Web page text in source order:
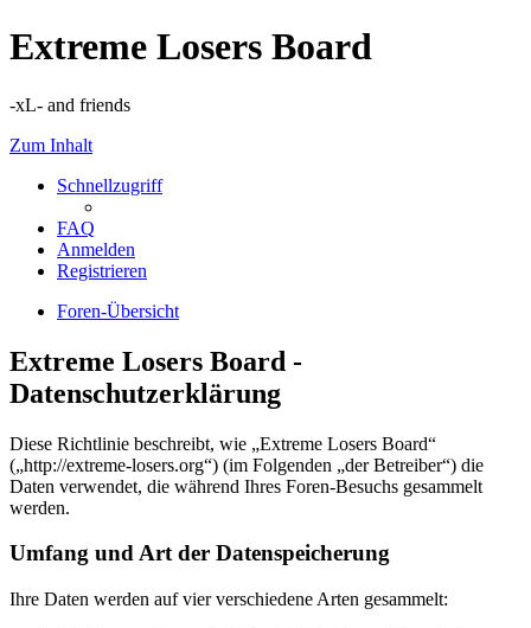
Extreme Losers Board
-xL- and friends
Zum Inhalt
Schnellzugriff
FAQ
Anmelden
Registrieren
Foren-Übersicht
Extreme Losers Board -
Datenschutzerklärung
Diese Richtlinie beschreibt, wie „Extreme Losers Board“
(„http://extreme-losers.org“) (im Folgenden „der Betreiber“) die
Daten verwendet, die während Ihres Foren-Besuchs gesammelt
werden.
Umfang und Art der Datenspeicherung
Ihre Daten werden auf vier verschiedene Arten gesammelt: